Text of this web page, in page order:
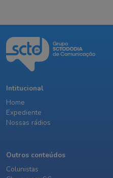
Intitucional
Home
Expediente
Nossas rádios
Outros conteúdos
Colunistas